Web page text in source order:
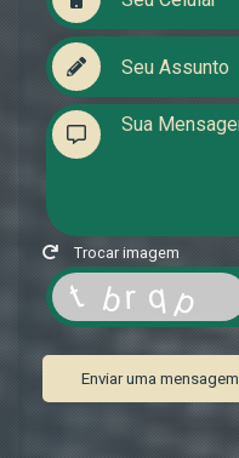
Trocar imagem
Enviar uma mensagem